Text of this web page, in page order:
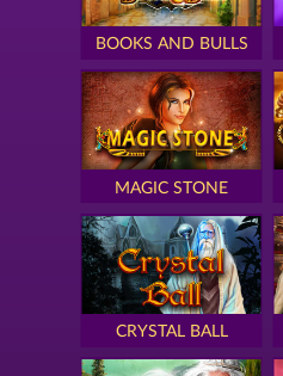
BOOKS AND BULLS
MAGIC STONE
CRYSTAL BALL